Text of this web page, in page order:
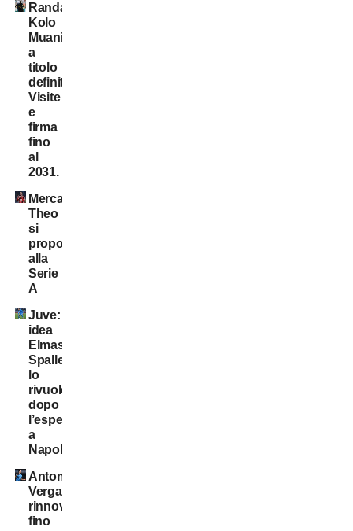
Randal
Kolo
Muani:
a
titolo
definitivo!
Visite
e
firma
fino
al
2031.
Mercato:
Theo
si
propone
alla
Serie
A
Juve:
idea
Elmas.
Spalletti
lo
rivuole
dopo
l’esperienza
a
Napoli
Antonio
Vergara,
rinnovo
fino